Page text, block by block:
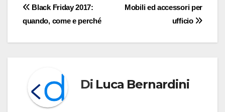
Navigazione
articoli
Mobili ed accessori per
ufficio
Black Friday 2017:
quando, come e perché
Di Luca Bernardini